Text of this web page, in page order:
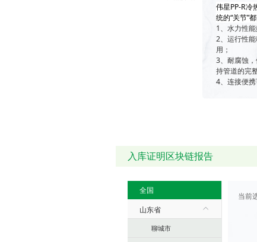
伟星PP-R冷
统的“关节”
1、水力性
2、运行性
用；
3、耐腐蚀
持管道的完
4、连接便
入库证明区块链报告
全国
山东省
聊城市
当前